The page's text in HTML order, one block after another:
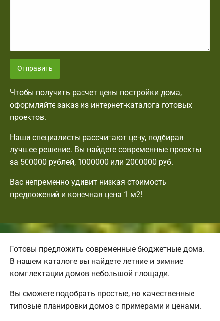
Отправить
Чтобы получить расчет цены постройки дома,
оформляйте заказ из интернет-каталога готовых
проектов.
Наши специалисты рассчитают цену, подбирая
лучшее решение. Вы найдете современные проекты
за 500000 рублей, 1000000 или 2000000 руб.
Вас непременно удивит низкая стоимость
предложений и конечная цена 1 м2!
Готовы предложить современные бюджетные дома.
В нашем каталоге вы найдете летние и зимние
комплектации домов небольшой площади.
Вы сможете подобрать простые, но качественные
типовые планировки домов с примерами и ценами.